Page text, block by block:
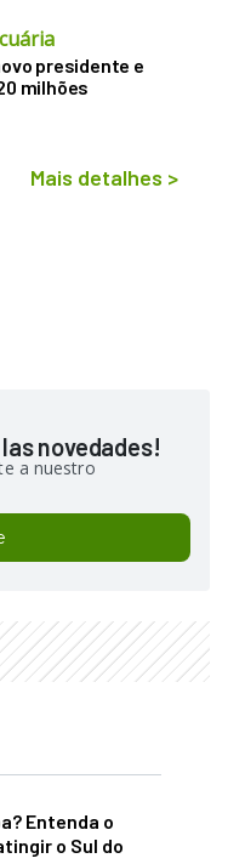
presidente e
milhões
Mais detalhes >
novedades!
a nuestro
Entenda o
o Sul do